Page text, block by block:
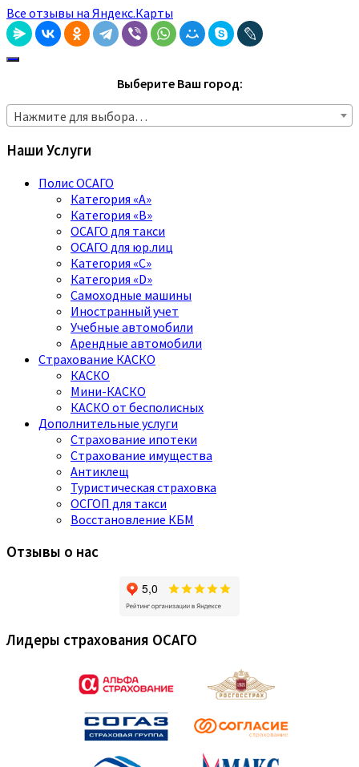
Все отзывы на Яндекс.Карты
Выберите Ваш город:
Нажмите для выбора…
Наши Услуги
Полис ОСАГО
Категория «A»
Категория «B»
ОСАГО для такси
ОСАГО для юр.лиц
Категория «C»
Категория «D»
Самоходные машины
Иностранный учет
Учебные автомобили
Арендные автомобили
Страхование КАСКО
КАСКО
Мини-КАСКО
КАСКО от бесполисных
Дополнительные услуги
Страхование ипотеки
Страхование имущества
Антиклещ
Туристическая страховка
ОСГОП для такси
Восстановление КБМ
Отзывы о нас
Лидеры страхования ОСАГО